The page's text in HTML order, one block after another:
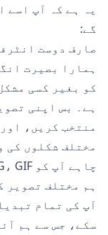
یہ ہے کہ آپ اسے
گے:
صارف دوست
ہمارا بصیرت
کو بغیر کسی
ہے۔ بس اپنی
منتخب کریں،
مختلف شکلوں کی
ہم مختلف تصویر
آپ کی تمام
سکے، جس سے ہم